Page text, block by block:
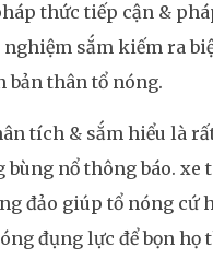
thức tiếp cận &
sắm kiếm ra
bản thân tổ nóng.
tích & sắm hiểu là
bùng nổ thông báo. xe
đảo giúp tổ nóng cứ
đụng lực để bọn họ